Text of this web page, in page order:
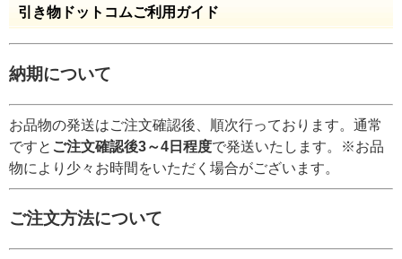
引き物ドットコムご利用ガイド
納期について
お品物の発送はご注文確認後、順次行っております。通常
ですと ご注文確認後3～4日程度で発送いたします。※お品
物により少々お時間をいただく場合がございます。
ご注文方法について